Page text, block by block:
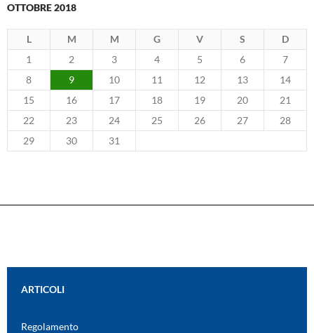
OTTOBRE 2018
L M M G V S
D
1
2 3 4 5 6
7
8
9 10 11 12 13
14
15
16 17 18 19 20
21
22
23 24 25 26 27
28
29
30 31
ARTICOLI
Regolamento